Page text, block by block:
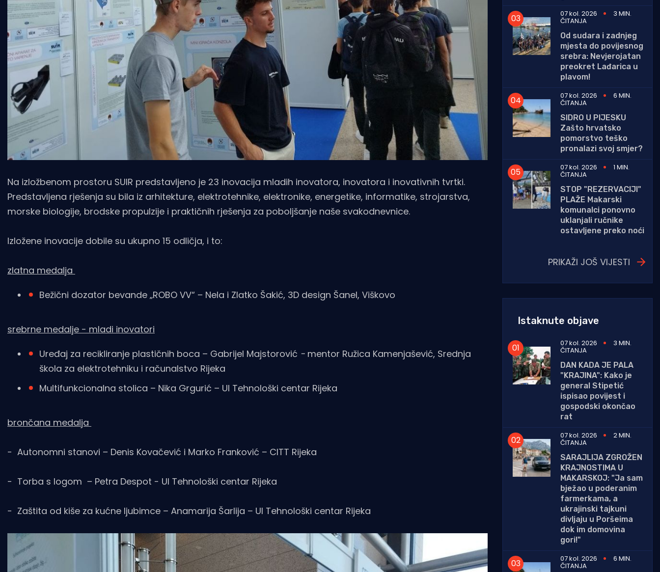
Na izložbenom prostoru SUIR predstavljeno je 23 inovacija mladih inovatora, inovatora i inovativnih tvrtki.
Predstavljena rješenja su bila iz arhitekture, elektrotehnike, elektronike, energetike, informatike, strojarstva,
morske biologije, brodske propulzije i praktičnih rješenja za poboljšanje naše svakodnevnice.
Izložene inovacije dobile su ukupno 15 odličja, i to:
zlatna medalja
Bežični dozator bevande „ROBO VV“ – Nela i Zlatko Šakić, 3D design Šanel, Viškovo
srebrne medalje - mladi inovatori
Uređaj za recikliranje plastičnih boca – Gabrijel Majstorović - mentor Ružica Kamenjašević, Srednja
škola za elektrotehniku i računalstvo Rijeka
Multifunkcionalna stolica – Nika Grgurić – UI Tehnološki centar Rijeka
brončana medalja
- Autonomni stanovi – Denis Kovačević i Marko Franković – CITT Rijeka
- Torba s logom – Petra Despot - UI Tehnološki centar Rijeka
- Zaštita od kiše za kućne ljubimce – Anamarija Šarlija – UI Tehnološki centar Rijeka
07 kol. 2026
3 MIN.
ČITANJA
Od sudara i zadnjeg
mjesta do povijesnog
srebra: Nevjerojatan
preokret Lađarica u
plavom!
07 kol. 2026
6 MIN.
ČITANJA
SIDRO U PIJESKU
Zašto hrvatsko
pomorstvo teško
pronalazi svoj smjer?
07 kol. 2026
1 MIN.
ČITANJA
STOP "REZERVACIJI"
PLAŽE Makarski
komunalci ponovno
uklanjali ručnike
ostavljene preko noći
PRIKAŽI JOŠ VIJESTI
Istaknute objave
07 kol. 2026 3 MIN.
ČITANJA
DAN KADA JE PALA
"KRAJINA": Kako je
general Stipetić
ispisao povijest i
gospodski okončao
rat
07 kol. 2026
2 MIN.
ČITANJA
SARAJLIJA ZGROŽEN
KRAJNOSTIMA U
MAKARSKOJ: "Ja sam
bježao u poderanim
farmerkama, a
ukrajinski tajkuni
divljaju u Poršeima
dok im domovina
gori!"
07 kol. 2026
6 MIN.
ČITANJA